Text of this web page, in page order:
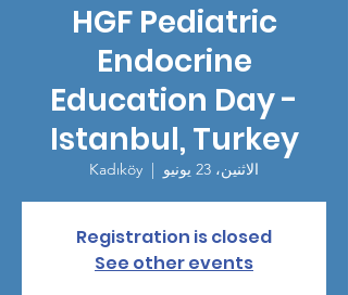
HGF Pediatric
Endocrine
Education Day -
Istanbul, Turkey
الاثنين، 23 يونيو
  |
Kadıköy
Registration is closed
See other events